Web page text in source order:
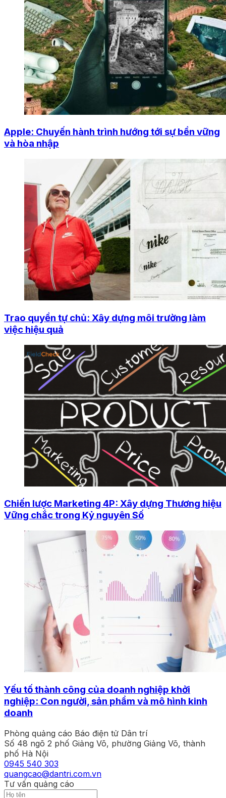
Apple: Chuyến hành trình hướng tới sự bền vững
và hòa nhập
Trao quyền tự chủ: Xây dựng môi trường làm
việc hiệu quả
Chiến lược Marketing 4P: Xây dựng Thương hiệu
Vững chắc trong Kỷ nguyên Số
Yếu tố thành công của doanh nghiệp khởi
nghiệp: Con người, sản phẩm và mô hình kinh
doanh
Phòng quảng cáo Báo điện tử Dân trí
Số 48 ngõ 2 phố Giảng Võ, phường Giảng Võ, thành
phố Hà Nội
0945 540 303
quangcao@dantri.com.vn
Tư vấn quảng cáo